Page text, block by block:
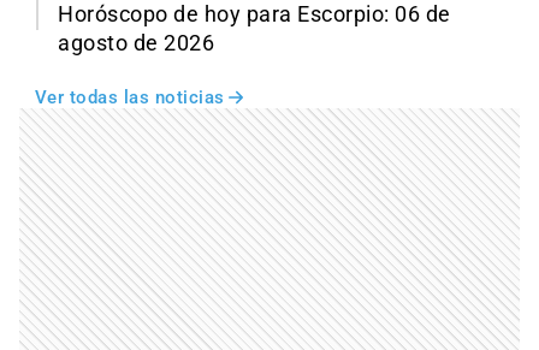
Horóscopo de hoy para Escorpio: 06 de
agosto de 2026
Ver todas las noticias